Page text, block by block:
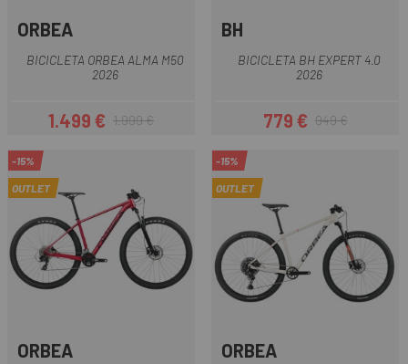
ORBEA
BICICLETA ORBEA ALMA M50
2026
Precio
1.499 €Precio regular
1.999 €
BH
BICICLETA BH EXPERT 4.0
2026
Precio
779 €Precio regular
949 €
-15%
OUTLET
ORBEA
-15%
OUTLET
ORBEA